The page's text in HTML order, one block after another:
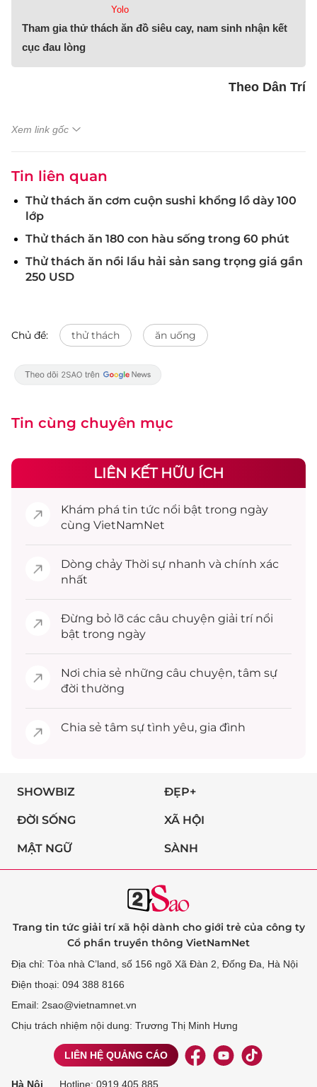
Yolo
Tham gia thử thách ăn đồ siêu cay, nam sinh nhận kết
cục đau lòng
Theo Dân Trí
Xem link gốc
Tin liên quan
Thử thách ăn cơm cuộn sushi khổng lồ dày 100
lớp
Thử thách ăn 180 con hàu sống trong 60 phút
Thử thách ăn nồi lẩu hải sản sang trọng giá gần
250 USD
Chủ đề: thử thách ăn uống
Tin cùng chuyên mục
LIÊN KẾT HỮU ÍCH
Khám phá tin tức nổi bật trong ngày
cùng VietNamNet
Dòng chảy Thời sự nhanh và chính xác
nhất
Đừng bỏ lỡ các câu chuyện giải trínổi
bật trong ngày
Nơi chia sẻ những câu chuyện, tâm sự
đời thường
Chia sẻ tâm sự tình yêu, gia đình
SHOWBIZ ĐẸP+
ĐỜI SỐNG XÃ HỘI
MẬT NGỮ SÀNH
Trang tin tức giải trí xã hội dành cho giới trẻ của công ty
Cổ phần truyền thông VietNamNet
Địa chỉ: Tòa nhà C’land, số 156 ngõ Xã Đàn 2, Đống Đa, Hà Nội
Điện thoại: 094 388 8166
Email: 2sao@vietnamnet.vn
Chịu trách nhiệm nội dung: Trương Thị Minh Hưng
LIÊN HỆ QUẢNG CÁO
Hà Nội Hotline: 0919 405 885